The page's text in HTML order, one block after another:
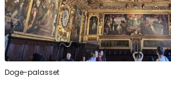
Doge-palasset